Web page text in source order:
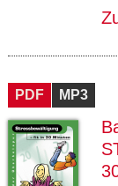
PDF MP3